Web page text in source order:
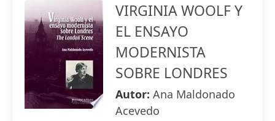
VIRGINIA WOOLF Y
EL ENSAYO
MODERNISTA
SOBRE LONDRES
Autor: Ana Maldonado
Acevedo